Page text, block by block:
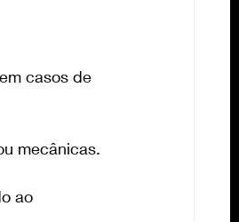
casos de
mecânicas.
ao